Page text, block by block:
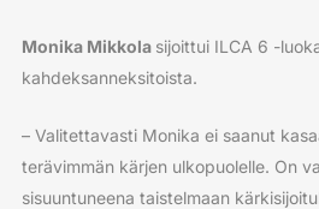
Monika Mikkola sijoittui ILCA 6 -
kahdeksanneksitoista.
– Valitettavasti Monika ei saanut
terävimmän kärjen ulkopuolelle. On
sisuuntuneena taistelmaan